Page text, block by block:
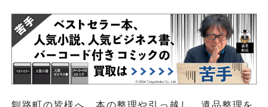
釧路町の皆様へ。本の整理や引っ越し、遺品整理を